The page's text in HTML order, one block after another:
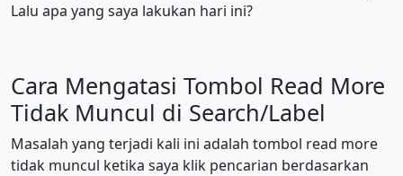
Lalu apa yang saya lakukan hari ini?
Cara Mengatasi Tombol Read More
Tidak Muncul di Search/Label
Masalah yang terjadi kali ini adalah tombol read more
tidak muncul ketika saya klik pencarian berdasarkan